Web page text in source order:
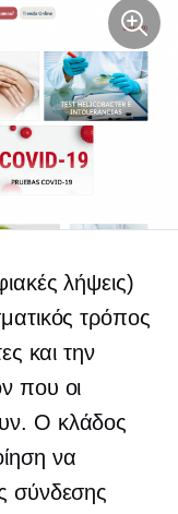
λήψεις)
τρόπος
και την
που οι
Ο κλάδος
να
σύνδεσης